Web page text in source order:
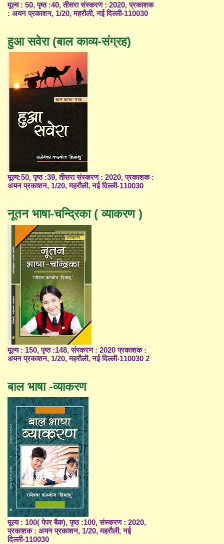
मूल्य : 50, पृष्ठ :40, तीसरा संस्करण : 2020, प्रकाशक
: अयन प्रकाशन, 1/20, महरौली, नई दिल्ली-110030
हुआ सवेरा (बाल काव्य-संग्रह)
मूल्य:50, पृष्ठ :39, तीसरा संस्करण : 2020, प्रकाशक :
अयन प्रकाशन, 1/20, महरौली, नई दिल्ली-110030
नूतन भाषा-चन्द्रिका ( व्याकरण )
मूल्य : 150, पृष्ठ :148, संस्करण : 2020 प्रकाशक :
अयन प्रकाशन, 1/20, महरौली, नई दिल्ली-110030 2
बाल भाषा -व्याकरण
मूल्य : 100( पेपर बैक), पृष्ठ :100, संस्करण : 2020,
प्रकाशक : अयन प्रकाशन, 1/20, महरौली, नई
दिल्ली-110030